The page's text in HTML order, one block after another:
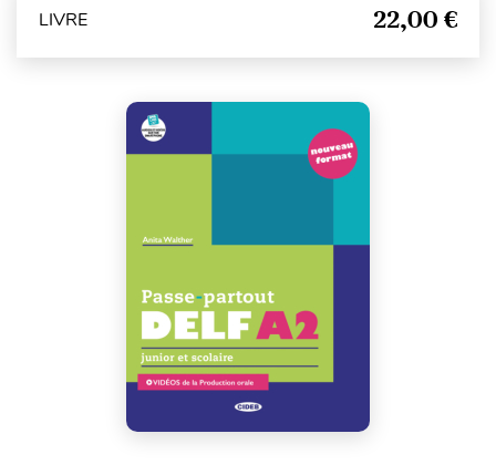
LIVRE 22,00 €